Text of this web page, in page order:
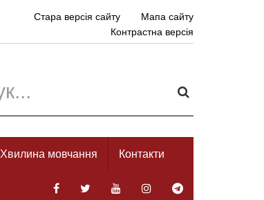
Стара версія сайту
Мапа сайту
Контрастна версія
Хвилина мовчання Контакти